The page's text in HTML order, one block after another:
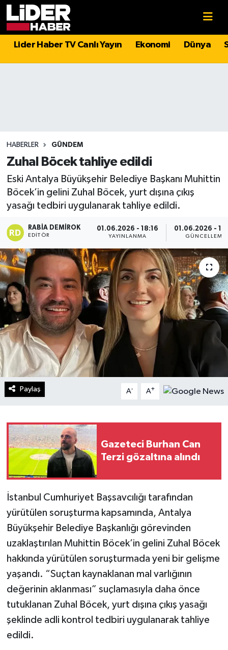
Lider Haber TV Canlı Yayın Ekonomi Dünya
HABERLER GÜNDEM
Zuhal Böcek tahliye edildi
Eski Antalya Büyükşehir Belediye Başkanı Muhittin
Böcek’in gelini Zuhal Böcek, yurt dışına çıkış
yasağı tedbiri uygulanarak tahliye edildi.
RABIA DEMIROK
EDITÖR
01.06.2026 - 18:16
YAYINLANMA
01.06.2026 -
GÜNCELLEME
Paylaş A- A+
Gazeteci Burhan Can
Terzi gözaltına alındı
İstanbul Cumhuriyet Başsavcılığı tarafından
yürütülen soruşturma kapsamında, Antalya
Büyükşehir Belediye Başkanlığı görevinden
uzaklaştırılan Muhittin Böcek’in gelini Zuhal Böcek
hakkında yürütülen soruşturmada yeni bir gelişme
yaşandı. “Suçtan kaynaklanan mal varlığının
değerinin aklanması” suçlamasıyla daha önce
tutuklanan Zuhal Böcek, yurt dışına çıkış yasağı
şeklinde adli kontrol tedbiri uygulanarak tahliye
edildi.
Politika
Magazin
Spor
Sağlık
Turizm
Kültür - Sanat
Lider Haber TV Canlı Yayın izle
Hava Durumu
Süper Lig Puan Durumu ve Fikstür
Tüm Manşetler
Son Dakika Haberleri